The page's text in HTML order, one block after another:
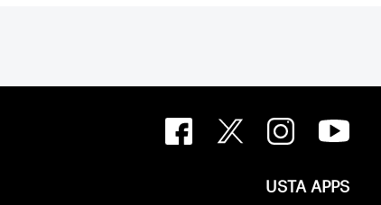
USTA APPS